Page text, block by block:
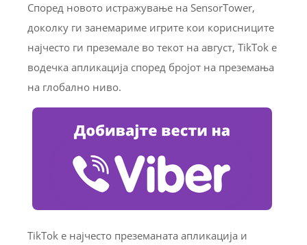
Според новото истражување на SensorTower,
доколку ги занемариме игрите кои корисниците
најчесто ги преземале во текот на август, TikTok е
водечка апликација според бројот на преземања
на глобално ниво.
TikTok е најчесто преземаната апликација и